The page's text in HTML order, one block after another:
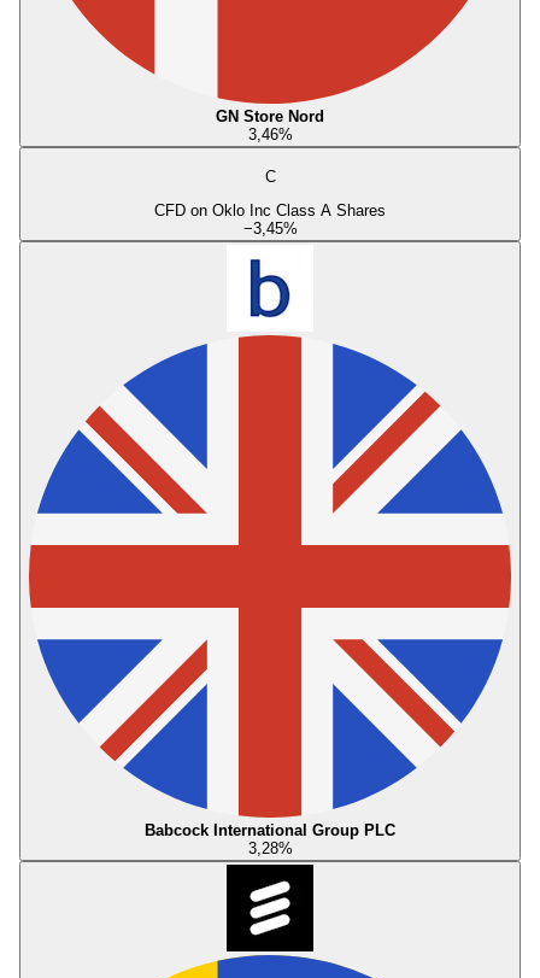
GN Store Nord
3,46%
C
CFD on Oklo Inc Class A Shares
−3,45%
Babcock International Group PLC
3,28%